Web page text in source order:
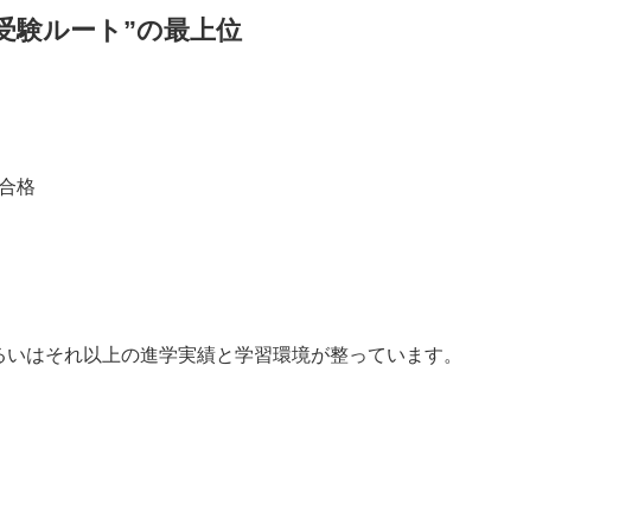
験ルート”の最上位
格
はそれ以上の進学実績と学習環境が整っています。